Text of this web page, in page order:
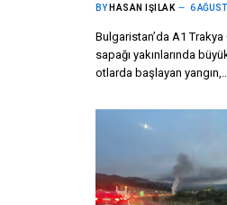
BY HASAN IŞILAK 6
Bulgaristan’da A1
sapağı yakınlarında
otlarda başlayan